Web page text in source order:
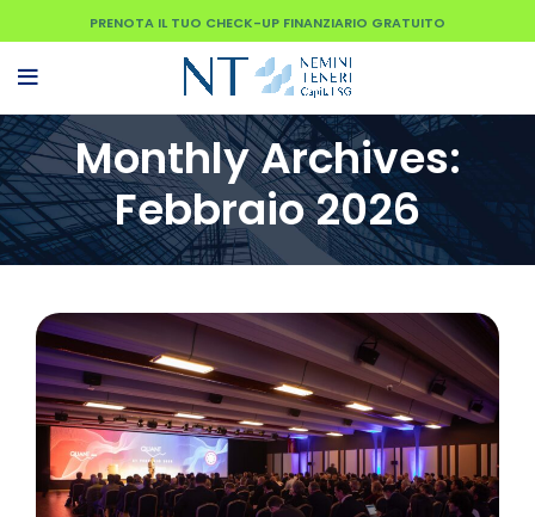
Monthly Archives:
Febbraio 2026
PRENOTA IL TUO CHECK-UP FINANZIARIO GRATUITO